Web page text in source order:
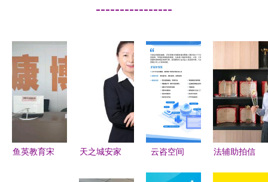
----------------
鱼英教育宋
天之城安家
云咨空间
法辅助拍信